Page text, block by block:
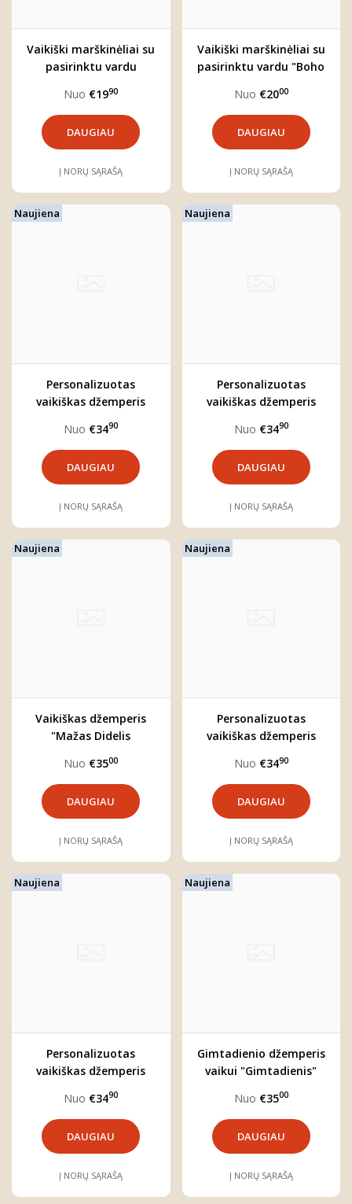
Vaikiški marškinėliai su
pasirinktu vardu
Nuo €1990
DAUGIAU
Į NORŲ SĄRAŠĄ
Vaikiški marškinėliai su
pasirinktu vardu "Boho
Nuo €2000
DAUGIAU
Į NORŲ SĄRAŠĄ
Naujiena
Personalizuotas
vaikiškas džemperis
Nuo €3490
DAUGIAU
Į NORŲ SĄRAŠĄ
Naujiena
Personalizuotas
vaikiškas džemperis
meškutis"
Nuo €3490
DAUGIAU
Į NORŲ SĄRAŠĄ
Naujiena
Vaikiškas džemperis
"Mažas Didelis
Nuo €3500
DAUGIAU
Į NORŲ SĄRAŠĄ
Naujiena
Personalizuotas
vaikiškas džemperis
Nuo €3490
DAUGIAU
Į NORŲ SĄRAŠĄ
Naujiena
Personalizuotas
vaikiškas džemperis
Nuo €3490
DAUGIAU
Į NORŲ SĄRAŠĄ
Naujiena
Gimtadienio džemperis
vaikui "Gimtadienis"
Nuo €3500
DAUGIAU
Į NORŲ SĄRAŠĄ